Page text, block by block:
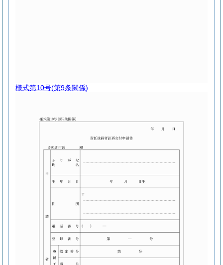
様式第10号(第9条関係)